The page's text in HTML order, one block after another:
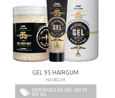
Les produits phares
gomina, les baumes
colorations cheveux &
GEL 95 HAIRGUM
HAIRGUM
DISPONIBLE EN 100, 500 ET
900 ML